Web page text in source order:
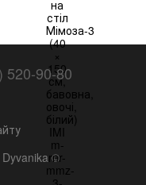
520-90-80
©